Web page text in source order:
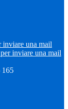
inviare una mail
inviare una mail
165